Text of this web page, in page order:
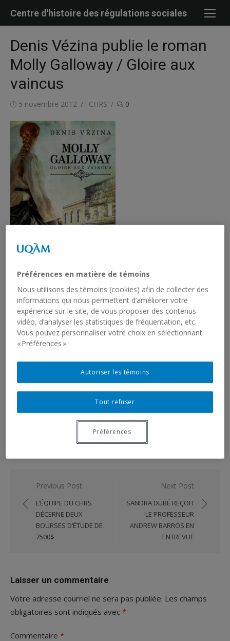
Centre d'histoire des régulations sociales
Denis Vézina publie le roman
Molly Galloway / Gloire aux
vaincus
Posted
5 novembre 2012 Author
CHRS 0
Denis Vézina, ancien étudiant au doctorat de Jean-Marie
Fecteau, a publié en 2012 le roman historiqueMolly
Galloway / Gloire aux vaincus, aux éditions Hurtubise. Récit
d’une jeune femme irlandaise du XIXe siècle qui doit fuir la
famine en immigrant en Amérique, ce roman fait intervenir
de nombreux éléments historiques avec lesquels l’auteur
s’est familiarisé lors de ses études en histoire à l’UQAM.
Vous pouvez consulter une notice biographique de l’auteur
en cliquant ici, et consulter un article sur le livre Molly
Navigation
de
l'article
Previous Post
L’ÉQUIPE DU CHRS
DÉCERNE DEUX
BOURSES D’ÉTUDE DE
7500$
Next Post
SANDRA DUBÉ REÇOIT
LE PROFESSEUR
ANDREW BARROS EN
ENTREVUE
Laisser un commentaire
Votre adresse courriel ne sera pas publiée. Les champs
obligatoires sont indiqués avec *
Commentaire *
Préférences en matière de témoins
Nous utilisons des témoins (cookies) afin de collecter des
informations qui nous permettent d’améliorer votre
expérience sur le site, de vous proposer des contenus
vidéo, d’analyser les statistiques de fréquentation, etc.
Vous pouvez personnaliser votre choix en sélectionnant
« Préférences ».
Tout refuser
Autoriser les témoins
Préférences